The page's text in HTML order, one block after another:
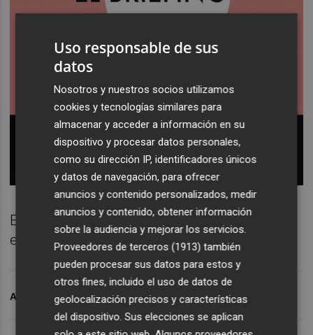
Escucha todos los episodios de El Briefing
en
Plaza Radio
ARCHIVADO EN IEF
Uso responsable de sus
datos
Nosotros y nuestros socios utilizamos
cookies y tecnologías similares para
almacenar y acceder a información en su
dispositivo y procesar datos personales,
como su dirección IP, identificadores únicos
y datos de navegación, para ofrecer
anuncios y contenido personalizados, medir
anuncios y contenido, obtener información
sobre la audiencia y mejorar los servicios.
Proveedores de terceros (1913) también
pueden procesar sus datos para estos y
otros fines, incluido el uso de datos de
geolocalización precisos y características
del dispositivo. Sus elecciones se aplican